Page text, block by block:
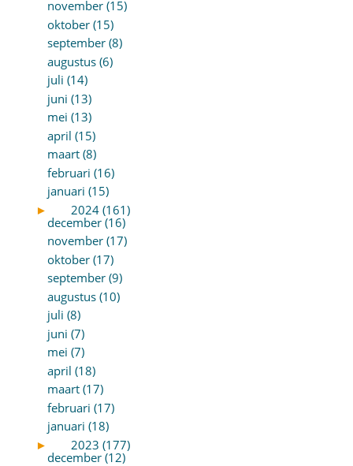
november (15)
oktober (15)
september (8)
augustus (6)
juli (14)
juni (13)
mei (13)
april (15)
maart (8)
februari (16)
januari (15)
►
2024 (161)
december (16)
november (17)
oktober (17)
september (9)
augustus (10)
juli (8)
juni (7)
mei (7)
april (18)
maart (17)
februari (17)
januari (18)
►
2023 (177)
december (12)